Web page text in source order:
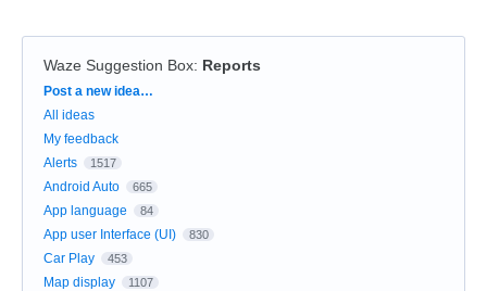
Waze Suggestion Box: Reports
Categories
Post a new idea…
All ideas
My feedback
Alerts
1517
Android Auto 665
App language 84
App user Interface (UI) 830
Car Play 453
Map display 1107